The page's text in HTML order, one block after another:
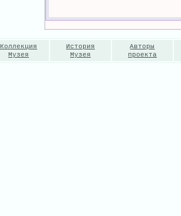
Коллекция
Музея
История
Музея
Авторы
проекта